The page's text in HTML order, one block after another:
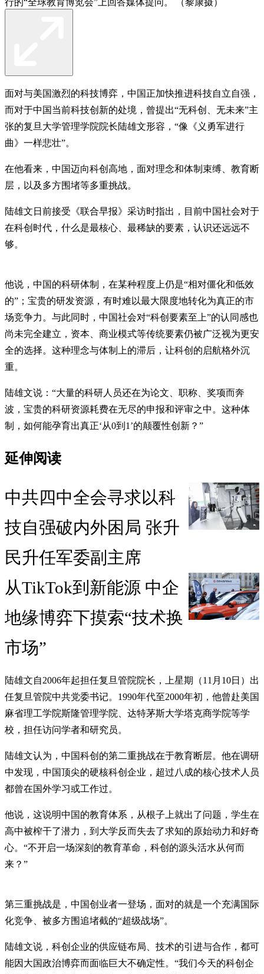
面对与美国激烈的科技博弈，中国正加快推进科技自立自强，
而对于中国当前科技创新的处境，曾提出“无科创、无未来”主
张的复旦大学管理学院院长陆雄文形容，“像《义勇军进行
曲》一样悲壮”。
在他看来，中国迈向科创高地，面对理念和体制束缚、教育断
层，以及多方围堵等多重挑战。
陆雄文日前接受《联合早报》采访时指出，目前中国社会对于
在科创时代，什么是最核心、最稀缺的要素，认识还远远不
够。
他说，中国的科研体制，在某种程度上仍是“相对僵化和低效
的”；宝贵的研发资源，有时难以最大限度地转化为真正的市
场竞争力。与此同时，中国社会对“科创要素至上”的认同感也
尚未完全建立，资本、商业模式等传统要素仍被广泛视为更安
全的选择。这种理念与体制上的滞后，让科创的启航格外沉
重。
陆雄文说：“大量的科研人员还在为论文、职称、奖项而奔
波，宝贵的科研资源耗费在无尽的申报和评审之中。这种体
制，如何能孕育出真正‘从0到1’的颠覆性创新？”
延伸阅读
中共四中全会寻求以科
技自强破内外困局 张升
民升任军委副主席
从TikTok到新能源 中企
地缘博弈下摸索“技术换
市场”
陆雄文自2006年起担任复旦管院院长，上星期（11月10日）出
任复旦管院中共党委书记。1990年代至2000年初，他曾赴美国
麻省理工学院斯隆管理学院、达特茅斯大学塔克商学院等学
校，担任访问学者和研究员。
陆雄文认为，中国科创的第二重挑战在于教育断层。他在调研
中发现，中国顶尖的硬核科创企业，超过八成的核心技术人员
都曾在国外学习或工作过。
他说，这说明中国的教育体系，从根子上就出了问题，学生在
高中被榨干了潜力，到大学反而失去了求知的原始动力和好奇
心。“不开启一场深刻的教育革命，科创的源头活水从何而
来？”
第三重挑战是，中国创业者一登场，面对的就是一个充满国际
化竞争、被多方围追堵截的“超级战场”。
陆雄文说，科创企业的供应链布局、技术的引进与合作，都可
能因大国政治博弈而面临巨大不确定性。“我们今天的科创企